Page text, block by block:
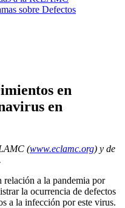
sobre Defectos
en
en
(www.eclamc.org) y de
relación a la pandemia por
la ocurrencia de defectos
a la infección por este virus.